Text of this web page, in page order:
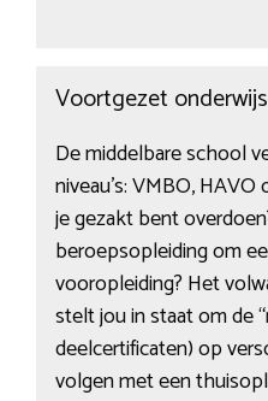
Voortgezet onderwijs
De middelbare school
niveau’s: VMBO,
je gezakt bent
beroepsopleiding om
vooropleiding? Het
stelt jou in staat om de
deelcertificaten) op
volgen met een